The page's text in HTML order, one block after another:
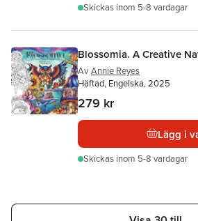
Skickas inom 5-8 vardagar
Blossomia. A Creative
Av Annie Reyes
Häftad, Engelska, 2025
279 kr
Lägg i
Skickas inom 5-8 vardagar